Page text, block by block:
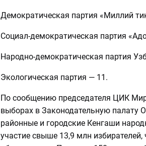
Демократическая партия «Миллий
Социал-демократическая партия
Народно-демократическая партия
Экологическая партия — 11.
По сообщению председателя ЦИК
выборах в Законодательную палату
районные и городские Кенгаши
участие свыше 13,9 млн избирателей,